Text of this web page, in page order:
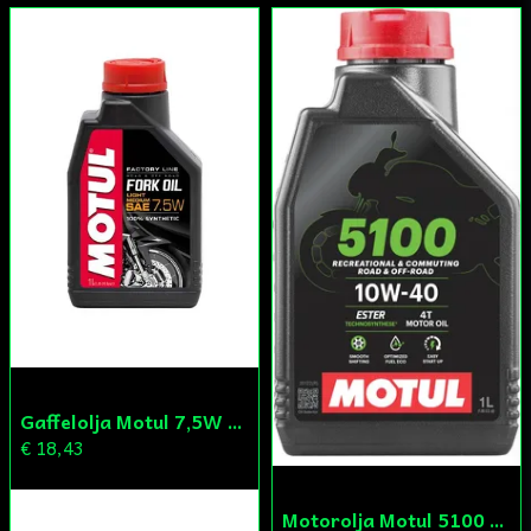
Skicka fråga
Gaffelolja Motul 7,5W 1L
€ 18,43
Motorolja Motul 5100 4T 10W-40 1L